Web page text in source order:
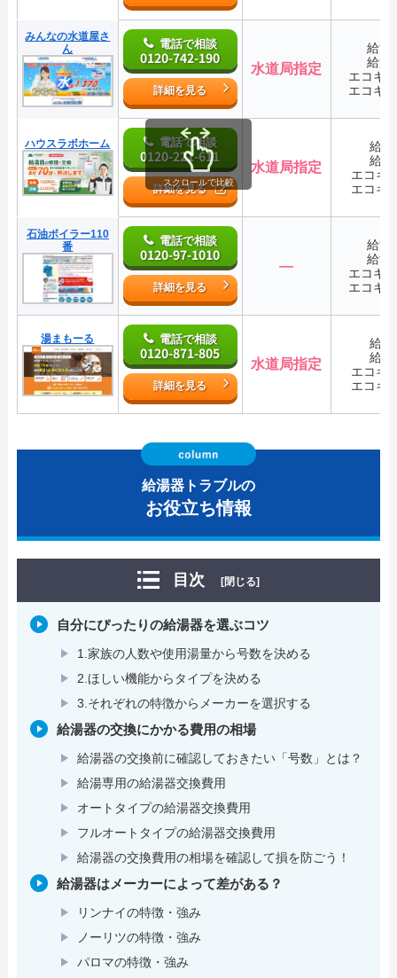
みんなの水道屋さ
ん
電話で相談
0120-742-190
詳細を見る
水道局指定
給湯
給湯
エコキ
エコキ
ハウスラボホーム 電話で相談
0120-221-611
詳細を見る
水道局指定
給
給
エコキ
エコキ
石油ボイラー110
番
電話で相談
0120-97-1010
詳細を見る
―
給湯
給湯
エコキ
エコキ
湯まもーる 電話で相談
0120-871-805
詳細を見る
水道局指定
給
給
エコキ
エコキ
スクロールで比較
給湯器トラブルの
お役立ち情報
目次 [閉じる]
自分にぴったりの給湯器を選ぶコツ
1.家族の人数や使用湯量から号数を決める
2.ほしい機能からタイプを決める
3.それぞれの特徴からメーカーを選択する
給湯器の交換にかかる費用の相場
給湯器の交換前に確認しておきたい「号数」とは？
給湯専用の給湯器交換費用
オートタイプの給湯器交換費用
フルオートタイプの給湯器交換費用
給湯器の交換費用の相場を確認して損を防ごう！
給湯器はメーカーによって差がある？
リンナイの特徴・強み
ノーリツの特徴・強み
パロマの特徴・強み